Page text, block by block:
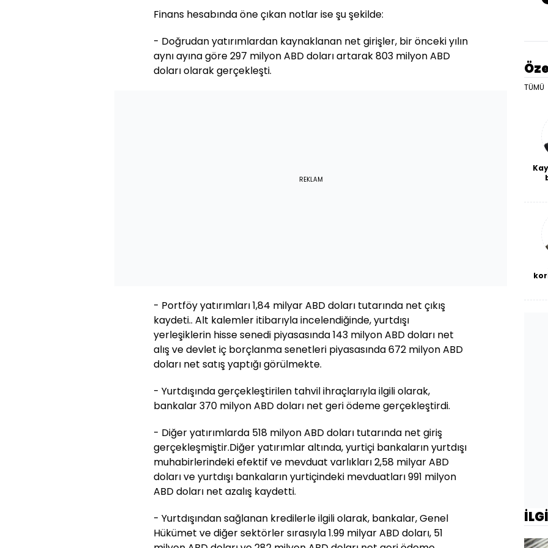
Finans hesabında öne çıkan notlar ise şu şekilde:
- Doğrudan yatırımlardan kaynaklanan net girişler, bir önceki yılın
aynı ayına göre 297 milyon ABD doları artarak 803 milyon ABD
doları olarak gerçekleşti.
REKLAM
- Portföy yatırımları 1,84 milyar ABD doları tutarında net çıkış
kaydeti.. Alt kalemler itibarıyla incelendiğinde, yurtdışı
yerleşiklerin hisse senedi piyasasında 143 milyon ABD doları net
alış ve devlet iç borçlanma senetleri piyasasında 672 milyon ABD
doları net satış yaptığı görülmekte.
- Yurtdışında gerçekleştirilen tahvil ihraçlarıyla ilgili olarak,
bankalar 370 milyon ABD doları net geri ödeme gerçekleştirdi.
- Diğer yatırımlarda 518 milyon ABD doları tutarında net giriş
gerçekleşmiştir.Diğer yatırımlar altında, yurtiçi bankaların yurtdışı
muhabirlerindeki efektif ve mevduat varlıkları 2,58 milyar ABD
doları ve yurtdışı bankaların yurtiçindeki mevduatları 991 milyon
ABD doları net azalış kaydetti.
- Yurtdışından sağlanan kredilerle ilgili olarak, bankalar, Genel
Hükümet ve diğer sektörler sırasıyla 1.99 milyar ABD doları, 51
TÜMÜ